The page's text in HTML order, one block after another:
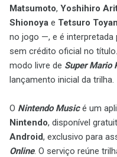
Matsumoto, Yoshihiro
Shionoya e Tetsuro
no jogo —, e é interpretada
sem crédito oficial no
modo livre de Super Mario
lançamento inicial da trilha.
O Nintendo Musicé um
Nintendo, disponível
Android, exclusivo para
Online. O serviço reúne